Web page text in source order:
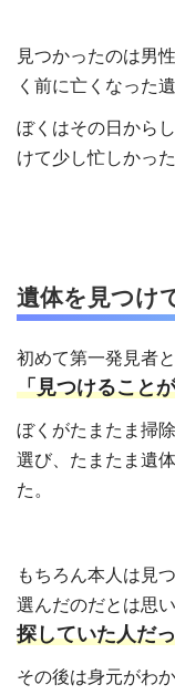
見つかったのは男
く前に亡くなった
ぼくはその日から
けて少し忙しかった
遺体を見つけ
初めて第一発見者
「見つけること
ぼくがたまたま掃
選び、たまたま遺
た。
もちろん本人は見
選んだのだとは思い
探していた人だ
その後は身元がわ